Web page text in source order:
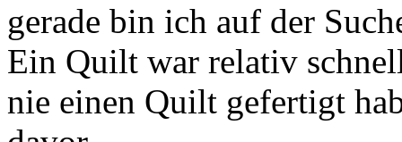
gerade bin ich auf der
Ein Quilt war relativ
nie einen Quilt gefertigt